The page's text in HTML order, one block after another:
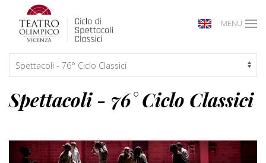
MENU
Spettacoli - 76° Ciclo Classici